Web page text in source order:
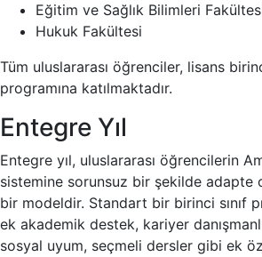
Eğitim ve Sağlık Bilimleri
Hukuk Fakültesi
Tüm uluslararası öğrenciler, lisans
programına katılmaktadır.
Entegre Yıl
Entegre yıl, uluslararası öğrencilerin
sistemine sorunsuz bir şekilde adapte
bir modeldir. Standart bir birinci sınıf
ek akademik destek, kariyer
sosyal uyum, seçmeli dersler gibi ek